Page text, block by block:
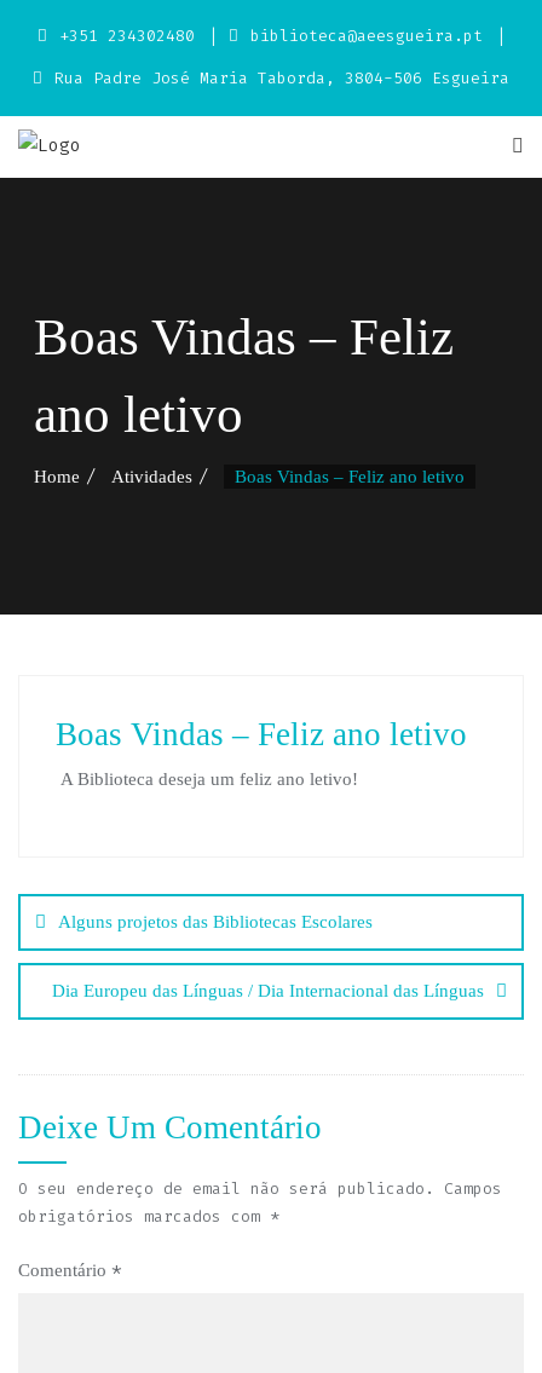
content
+351 234302480 biblioteca@aeesgueira.pt
Rua Padre José Maria Taborda, 3804-506 Esgueira
Boas Vindas – Feliz
ano letivo
Home Atividades Boas Vindas – Feliz ano letivo
Boas Vindas – Feliz ano letivo
A Biblioteca deseja um feliz ano letivo!
Navegação
de
artigos
Alguns projetos das Bibliotecas Escolares
Dia Europeu das Línguas / Dia Internacional das Línguas
Deixe Um Comentário
O seu endereço de email não será publicado.
Campos
obrigatórios marcados com *
Comentário *